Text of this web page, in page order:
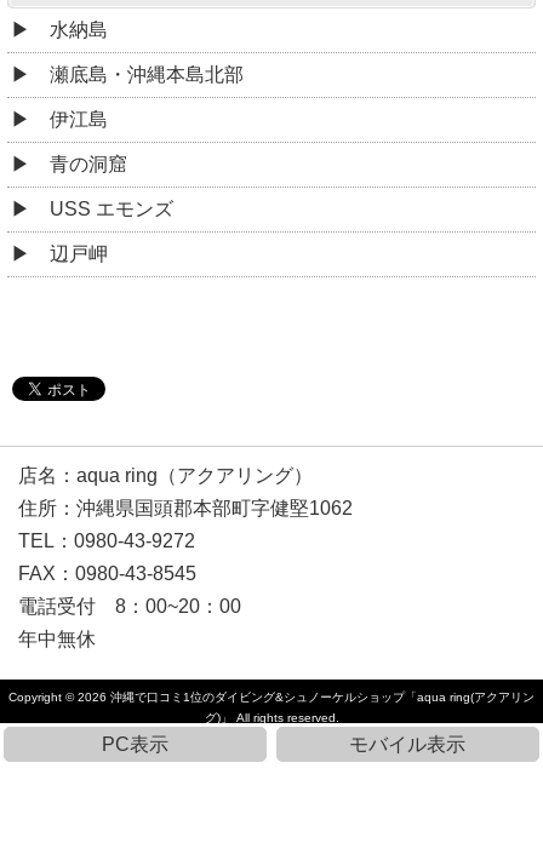
水納島
瀬底島・沖縄本島北部
伊江島
青の洞窟
USS エモンズ
辺戸岬
店名：aqua ring（アクアリング）
住所：沖縄県国頭郡本部町字健堅1062
TEL：0980-43-9272
FAX：0980-43-8545
電話受付 8：00~20：00
年中無休
Copyright © 2026 沖縄で口コミ1位のダイビング&シュノーケルショップ「aqua ring(アクアリン
グ)」
All rights reserved.
PC表示 モバイル表示